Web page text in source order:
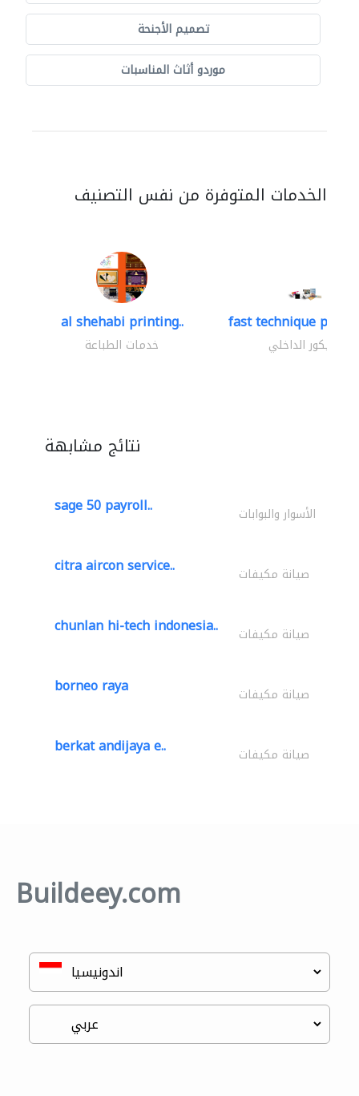
تصميم الأجنحة
موردو أثاث المناسبات
الخدمات المتوفرة من نفس التصنيف
al shehabi printing..
خدمات الطباعة
fast technique pre-
الديكور الداخلي
نتائج مشابهة
sage 50 payroll.. الأسوار والبوابات
citra aircon service.. صيانة مكيفات
chunlan hi-tech indonesia.. صيانة مكيفات
borneo raya صيانة مكيفات
berkat andijaya e.. صيانة مكيفات
Buildeey.com